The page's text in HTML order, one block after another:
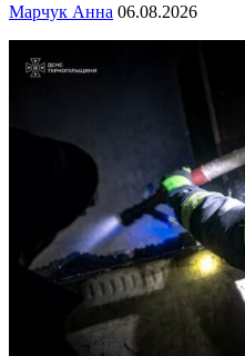
Марчук Анна 06.08.2026